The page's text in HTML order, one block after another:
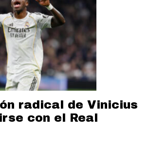
radical de Vinicius
con el Real